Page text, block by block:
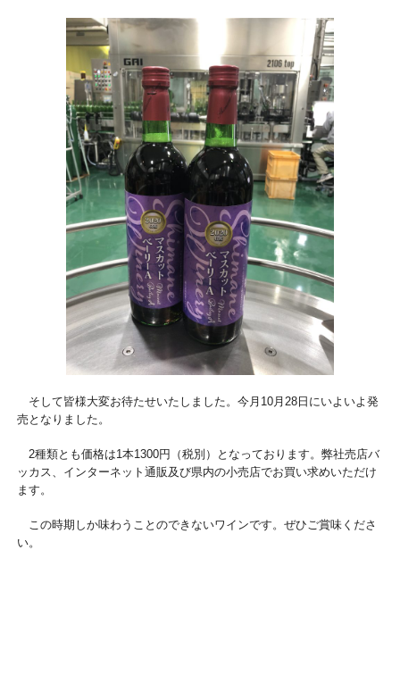
そして皆様大変お待たせいたしました。今月10月28日にいよいよ発
売となりました。
2種類とも価格は1本1300円（税別）となっております。弊社売店バ
ッカス、インターネット通販及び県内の小売店でお買い求めいただけ
ます。
この時期しか味わうことのできないワインです。ぜひご賞味くださ
い。